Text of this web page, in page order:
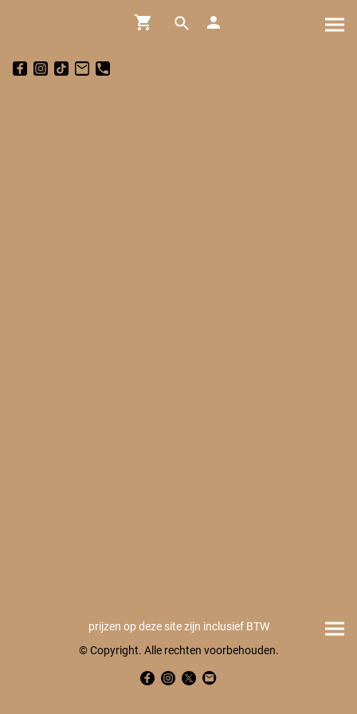
prijzen op deze site zijn inclusief BTW
© Copyright. Alle rechten voorbehouden.